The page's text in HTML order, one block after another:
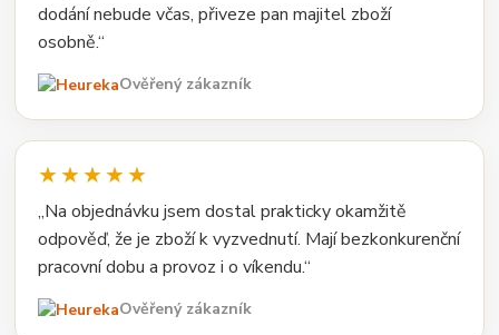
dodání nebude včas, přiveze pan majitel zboží
osobně.“
Ověřený zákazník
★★★★★
„Na objednávku jsem dostal prakticky okamžitě
odpověď, že je zboží k vyzvednutí. Mají bezkonkurenční
pracovní dobu a provoz i o víkendu.“
Ověřený zákazník